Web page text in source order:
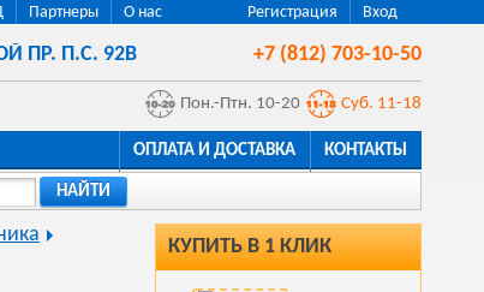
Регистрация Вход
Партнеры
О нас
ПР. П.С. 92В +7 (812) 703-10-50
Пон.-Птн. 10-20 Суб. 11-18
ОПЛАТА И ДОСТАВКА КОНТАКТЫ
НАЙТИ
КУПИТЬ В 1 КЛИК